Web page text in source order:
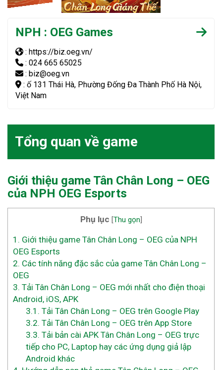
NPH : OEG Games
: https://biz.oeg.vn/
: 024 665 65025
: biz@oeg.vn
: ố 131 Thái Hà, Phường Đống Đa Thành Phố Hà Nội,
Việt Nam
Tổng quan về game
Giới thiệu game Tân Chân Long – OEG
của NPH OEG Esports
Phụ lục [Thu gọn]
1. Giới thiệu game Tân Chân Long – OEG của NPH
OEG Esports
2. Các tính năng đặc sắc của game Tân Chân Long –
OEG
3. Tải Tân Chân Long – OEG mới nhất cho điện thoại
Android, iOS, APK
3.1. Tải Tân Chân Long – OEG trên Google Play
3.2. Tải Tân Chân Long – OEG trên App Store
3.3. Tải bản cài APK Tân Chân Long – OEG trực
tiếp cho PC, Laptop hay các ứng dụng giả lập
Android khác